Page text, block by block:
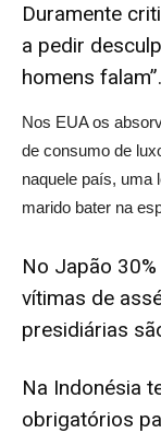
Duramente
a pedir
homens falam”.
Nos EUA os
de consumo de
naquele país, uma
marido bater na
No Japão
vítimas de
presidiárias
Na Indonésia
obrigatórios